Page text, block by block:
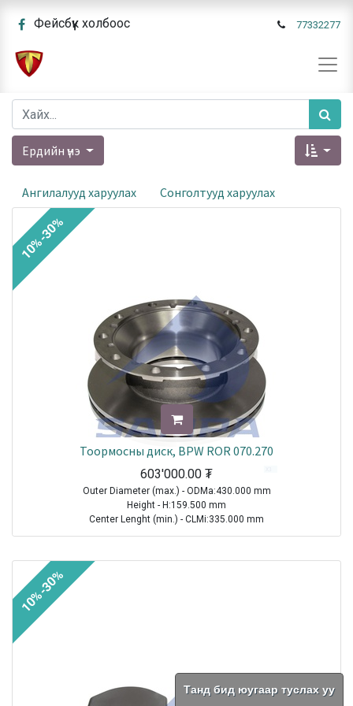
Фейсбүүк холбоос 77332277
Ердийн үнэ
Ангилалууд харуулах Сонголтууд харуулах
Тоормосны диск, BPW ROR 070.270
603'000.00 ₮
Outer Diameter (max.) - ODMa:430.000 mm
Height - H:159.500 mm
Center Lenght (min.) - CLMi:335.000 mm
TRAILER|BPW|SH Series( Disc Brakes SB 4345 )|1996-2010
TRAILER|BPW|SH..LL Series ( Disc Brakes SB 4309|SB4345)
10%-30%
10%-30%
Танд бид юугаар туслах уу